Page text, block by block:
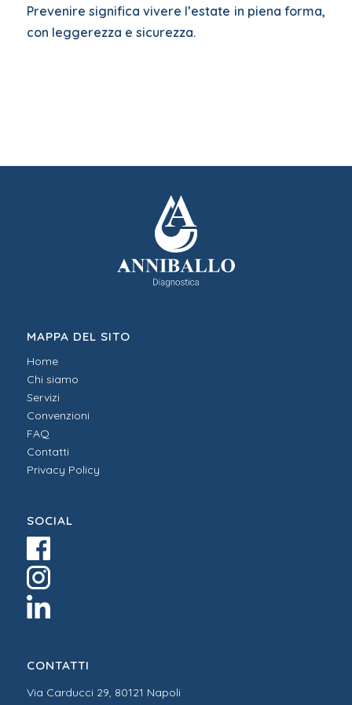
Prevenire significa vivere l’estate in piena forma,
con leggerezza e sicurezza.
MAPPA DEL SITO
Home
Chi siamo
Servizi
Convenzioni
FAQ
Contatti
Privacy Policy
SOCIAL
CONTATTI
Via Carducci 29, 80121 Napoli